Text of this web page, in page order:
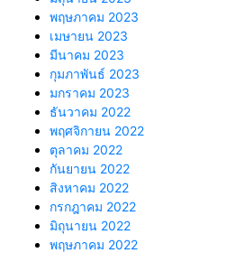
พฤษภาคม 2023
เมษายน 2023
มีนาคม 2023
กุมภาพันธ์ 2023
มกราคม 2023
ธันวาคม 2022
พฤศจิกายน 2022
ตุลาคม 2022
กันยายน 2022
สิงหาคม 2022
กรกฎาคม 2022
มิถุนายน 2022
พฤษภาคม 2022